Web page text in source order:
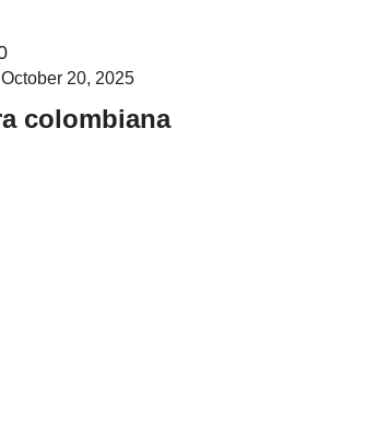
October 20, 2025
colombiana